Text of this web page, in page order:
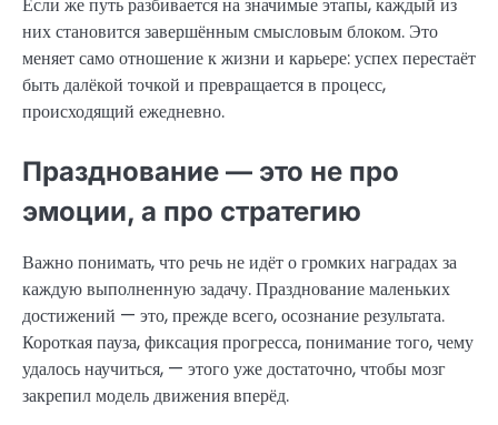
них становится завершённым смысловым блоком. Это
меняет само отношение к жизни и карьере: успех перестаёт
быть далёкой точкой и превращается в процесс,
происходящий ежедневно.
Празднование — это не про
эмоции, а про стратегию
Важно понимать, что речь не идёт о громких наградах за
каждую выполненную задачу. Празднование маленьких
достижений — это, прежде всего, осознание результата.
Короткая пауза, фиксация прогресса, понимание того, чему
удалось научиться, — этого уже достаточно, чтобы мозг
закрепил модель движения вперёд.